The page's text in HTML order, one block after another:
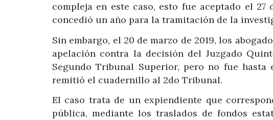
compleja en este caso, esto fue aceptado el
concedió un año para la tramitación de la
Sin embargo, el 20 de marzo de 2019, los
apelación contra la decisión del Juzgado
Segundo Tribunal Superior, pero no fue
remitió el cuadernillo al 2do Tribunal.
El caso trata de un expiendiente que
pública, mediante los traslados de fondos